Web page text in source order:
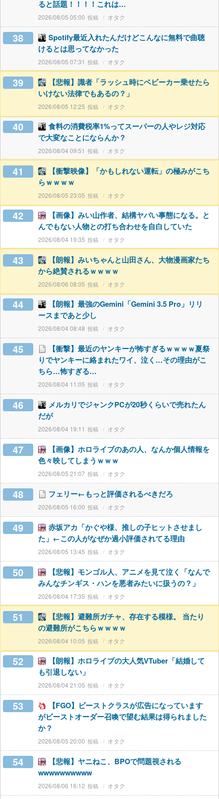
ると話題！！！！これは…
2026/08/05 05:00 オタク
38
Spotify最近入れたんだけどこんなに無料で曲聴
けるとは思ってなかった
2026/08/05 07:31 オタク
39
【悲報】識者「ラッシュ時にベビーカー乗せたら
いけない法律でもあるの？」
2026/08/05 12:25 オタク
40
食料の消費税率1%ってスーパーの人やレジ対応
で大変なことにならんか？
2026/08/04 09:51 オタク
41
【衝撃映像】「かもしれない運転」の極みがこち
らｗｗｗｗ
2026/08/05 23:05 オタク
42
【画像】みい山作者、結構ヤバい事態になる。と
んでもない人物との打ち合わせを自白していた
2026/08/04 19:35 オタク
43
【朗報】みいちゃんと山田さん、大物漫画家たち
から絶賛されるｗｗｗｗ
2026/08/06 08:05 オタク
44
【朗報】最強のGemini「Gemini 3.5 Pro」リリ
ースまであと少し
2026/08/04 08:48 オタク
45
【衝撃】最近のヤンキーが怖すぎるｗｗｗｗ夏祭
りでヤンキーに絡まれたワイ、泣く…その理由がこ
ちら…怖すぎる…
2026/08/04 11:05 オタク
46
メルカリでジャンクPCが20秒くらいで売れたん
だが
2026/08/04 19:11 オタク
47
【画像】ホロライブのあの人、なんか個人情報を
色々映してしまうｗｗｗ
2026/08/05 21:07 オタク
48 フェリー←もっと評価されるべきだろ
2026/08/05 16:00 オタク
49
赤坂アカ「かぐや様、推しの子ヒットさせまし
た」←この人がなぜか過小評価されてる理由
2026/08/05 13:45 オタク
50
【悲報】モンゴル人、アニメを見て泣く「なんで
みんなチンギス・ハンを悪者みたいに扱うの？」
2026/08/04 17:35 オタク
51
【悲報】避難所ガチャ、存在する模様。 当たり
の避難所がこちらｗｗｗｗ
2026/08/04 10:05 オタク
52
【朗報】ホロライブの大人気VTuber「結婚して
も引退しない」
2026/08/04 21:05 オタク
53
【FGO】ビーストクラスが広告になっています
がビーストオーダー召喚で望む結果は得られました
か？
2026/08/05 20:00 オタク
54
【悲報】ヤニねこ、BPOで問題視される
wwwwwwwwww
2026/08/06 16:12 オタク